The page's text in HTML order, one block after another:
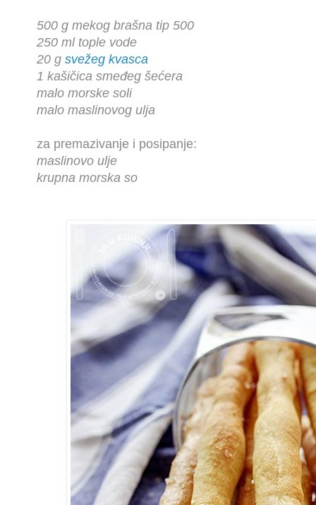
500 g mekog brašna tip 500
250 ml tople vode
20 g svežeg kvasca
1 kašičica smeđeg šećera
malo morske soli
malo maslinovog ulja
za premazivanje i posipanje:
maslinovo ulje
krupna morska so